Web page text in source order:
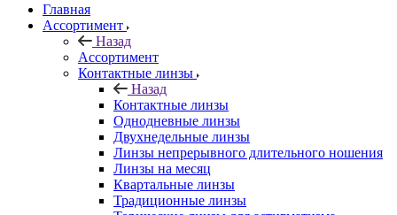
Главная
Ассортимент
Назад
Ассортимент
Контактные линзы
Назад
Контактные линзы
Однодневные линзы
Двухнедельные линзы
Линзы непрерывного длительного ношения
Линзы на месяц
Квартальные линзы
Традиционные линзы